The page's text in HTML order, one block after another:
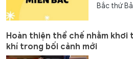
Bắc thứ
Hoàn thiện thể chế nhằm khơi
khí trong bối cảnh mới